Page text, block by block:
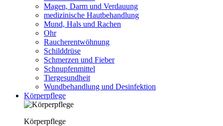
Magen, Darm und Verdauung
medizinische Hautbehandlung
Mund, Hals und Rachen
Ohr
Raucherentwöhnung
Schilddrüse
Schmerzen und Fieber
Schnupfenmittel
Tiergesundheit
Wundbehandlung und Desinfektion
Körperpflege
Körperpflege